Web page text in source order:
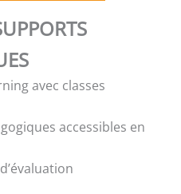
avec classes
accessibles en